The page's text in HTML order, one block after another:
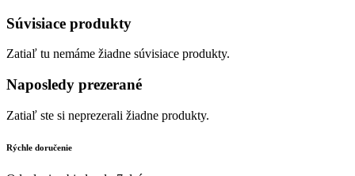
Súvisiace produkty
Zatiaľ tu nemáme žiadne súvisiace produkty.
Naposledy prezerané
Zatiaľ ste si neprezerali žiadne produkty.
Rýchle doručenie